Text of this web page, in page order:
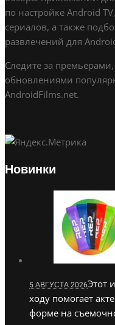
по настройке Android
сериалов, а также
развлечений для
Следите за
обновлениями
AndroidFilms.net.
Новинки
5 АВГУСТА 2026Этот
ходу помогает
форме на